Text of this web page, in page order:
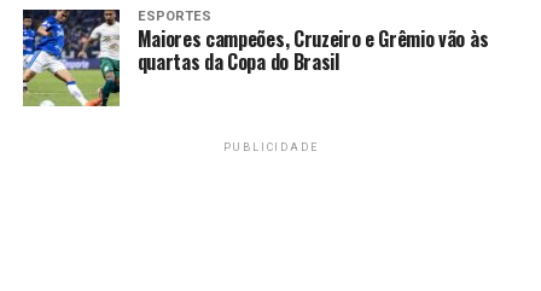
A escalada paralímpica é uma das novidades dos Jogos
Paralímpicos de 2028, que serão disputados em Los
Angeles (Estados Unidos). A modalidade foi oficialmente
incluída no programa da competição em junho.
ESPORTES
Maiores campeões, Cruzeiro e Grêmio vão às
quartas da Copa do Brasil
PUBLICIDADE